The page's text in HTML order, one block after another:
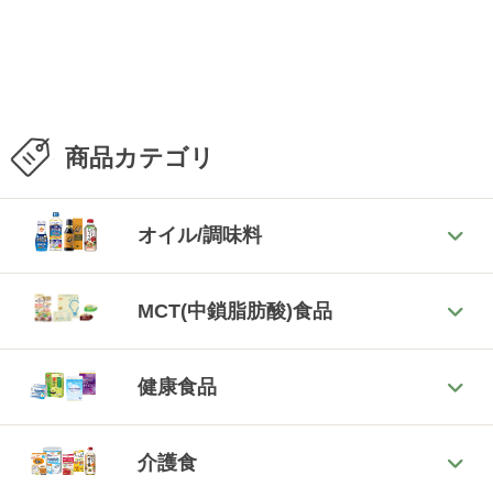
商品カテゴリ
オイル/調味料
MCT(中鎖脂肪酸)食品
健康食品
介護食